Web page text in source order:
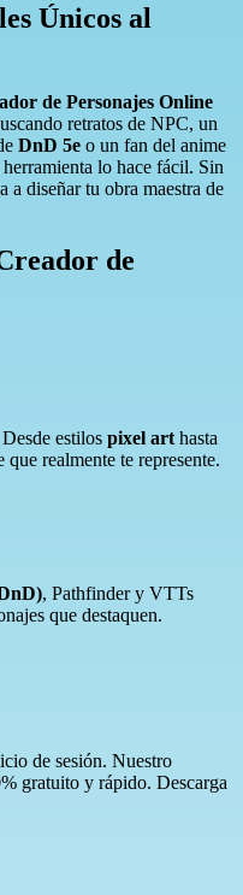
Únicos al
de Personajes Online
retratos de NPC, un
DnD 5e o un fan del anime
herramienta lo hace fácil. Sin
a diseñar tu obra maestra de
de
estilos pixel art hasta
que realmente te represente.
, Pathfinder y VTTs
que destaquen.
de sesión. Nuestro
gratuito y rápido. Descarga